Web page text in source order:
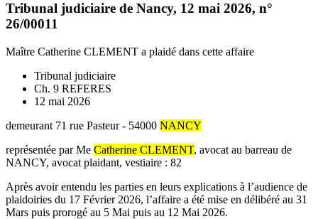
Tribunal judiciaire de Nancy, 12 mai 2026, n°
26/00011
Maître Catherine CLEMENT a plaidé dans cette affaire
Tribunal judiciaire
Ch. 9 REFERES
12 mai 2026
demeurant 71 rue Pasteur - 54000 NANCY
représentée par Me Catherine CLEMENT, avocat au barreau de
NANCY, avocat plaidant, vestiaire : 82
Après avoir entendu les parties en leurs explications à l’audience de
plaidoiries du 17 Février 2026, l’affaire a été mise en délibéré au 31
Mars puis prorogé au 5 Mai puis au 12 Mai 2026.